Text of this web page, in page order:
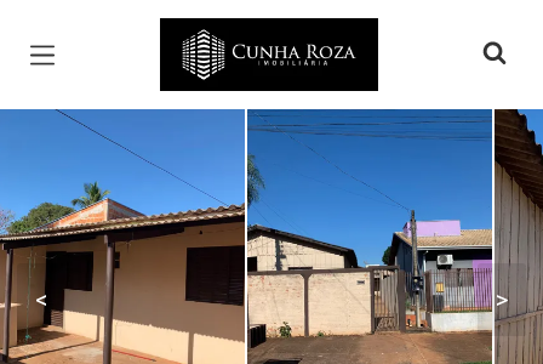
Página inicial
< >